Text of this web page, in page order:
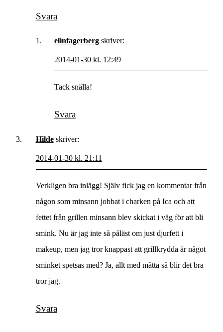
Svara
elinfagerberg skriver:
2014-01-30 kl. 12:49
Tack snälla!
Svara
Hilde skriver:
2014-01-30 kl. 21:11
Verkligen bra inlägg! Själv fick jag en kommentar från
någon som minsann jobbat i charken på Ica och att
fettet från grillen minsann blev skickat i väg för att bli
smink. Nu är jag inte så påläst om just djurfett i
makeup, men jag tror knappast att grillkrydda är något
sminket spetsas med? Ja, allt med måtta så blir det bra
tror jag.
Svara